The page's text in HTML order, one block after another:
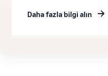
Daha fazla bilgi alın